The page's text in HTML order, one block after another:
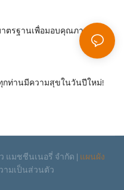
ตรฐานเพื่อมอบคุณภาพที่ดี
กท่านมีความสุขในวันปีใหม่!
แมชชีนเนอรี่ จำกัด | แผนผัง
ามเป็นส่วนตัว